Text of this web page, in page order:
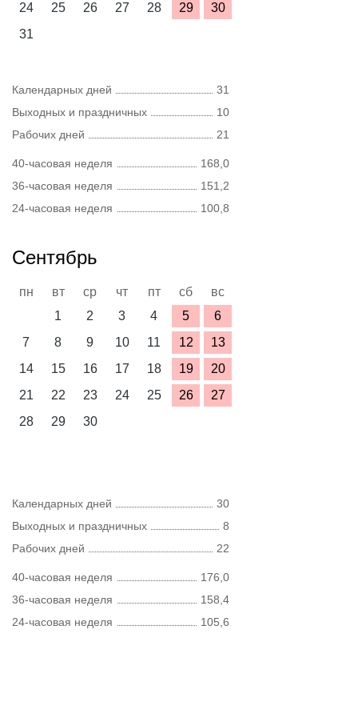
24
25 26 27 28 29
30
31
Календарных дней
31
Выходных и праздничных
10
Рабочих дней
21
40-часовая неделя
168,0
36-часовая неделя
151,2
24-часовая неделя
100,8
Сентябрь
пн вт ср чт пт сб
вс
1
2 3 4 5
6
7
8 9 10 11 12
13
14
15 16 17 18 19
20
21
22 23 24 25 26
27
28
29 30
Календарных дней
30
Выходных и праздничных
8
Рабочих дней
22
40-часовая неделя
176,0
36-часовая неделя
158,4
24-часовая неделя
105,6